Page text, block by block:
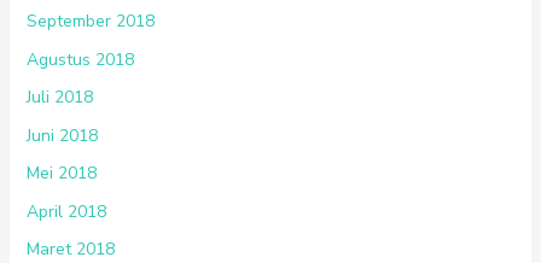
September 2018
Agustus 2018
Juli 2018
Juni 2018
Mei 2018
April 2018
Maret 2018